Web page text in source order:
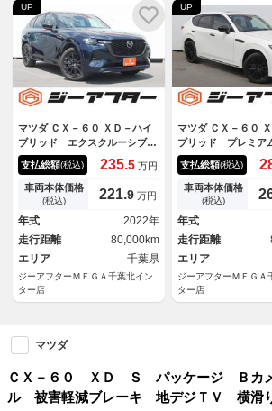
UP
マツダ ＣＸ－６０ ＸＤ－ハイ
ブリッド エクスクルーシブス
ポーツ 禁煙車 ブラックレザ
ーシート ＢＯＳＥサウンドサ
ラウンドシステム ドライバー
パーソナライゼーションシステ
ム メーカーナビ アラウンド
ビューモニター フルセグＴ
Ｖ 衝突軽減 ＡＣＣ ＬＫ
Ａ ＢＳＭ
支払総額(税込) 235.5 万円
車両本体価格
(税込) 221.9 万円
年式
2022年
走行距離
80,000km
エリア
千葉県
ジーアフターＭＥＧＡ千葉北イン
ター店
UP
マツダ ＣＸ－６０
ブリッド プレミア
ツ 禁煙車 サンル
ＳＥサウンドシス
２．３インチナビ
Ｖ 全周囲カメラ
ルーズコントロール
ト ＬＥＤヘッドラ
軽減ブレーキ 純正
ＡＷ
支払総額(税込)
車両本体価格
(税込)
年式
走行距離
エリア
ジーアフターＭＥＧＡ
ター店
マツダ
ＣＸ－６０ ＸＤ Ｓ パッケージ Ｂカ
ル 被害軽減ブレーキ 地デジＴＶ 横滑